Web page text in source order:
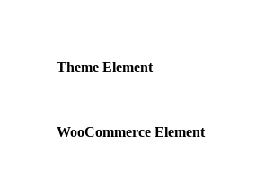
Theme Element
WooCommerce Element